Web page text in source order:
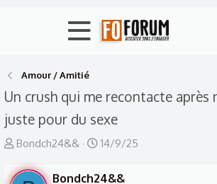
Amour / Amitié
Un crush qui me recontacte après
juste pour du sexe
A
t
Bondch24&&
D
t
14/9/25
Bondch24&&